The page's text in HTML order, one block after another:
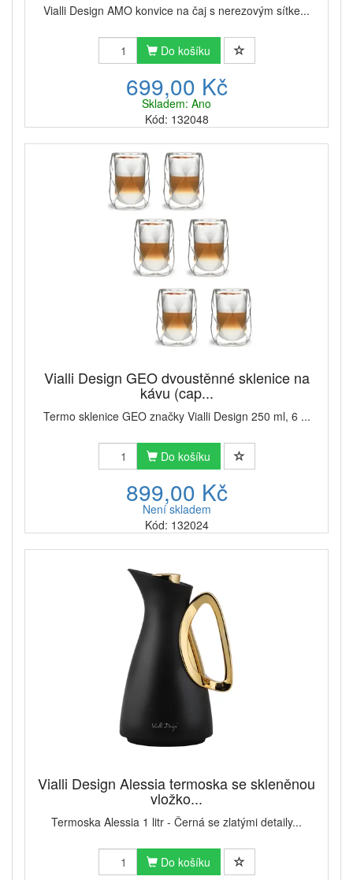
Vialli Design AMO konvice na čaj s nerezovým sítke...
Do košíku
699,00 Kč
Skladem: Ano
Kód: 132048
Vialli Design GEO dvoustěnné sklenice na
kávu (cap...
Termo sklenice GEO značky Vialli Design 250 ml, 6 ...
Do košíku
899,00 Kč
Není skladem
Kód: 132024
Vialli Design Alessia termoska se skleněnou
vložko...
Termoska Alessia 1 litr - Černá se zlatými detaily...
Do košíku